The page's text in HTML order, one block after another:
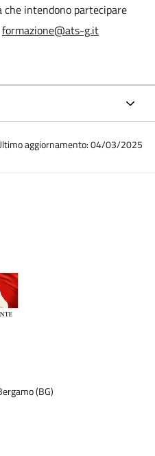
che intendono partecipare
formazione@ats-g.it
aggiornamento: 04/03/2025
(BG)